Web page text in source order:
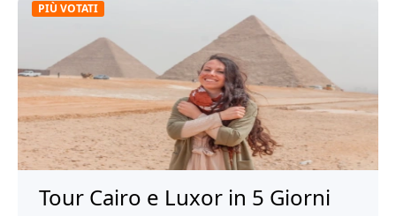
PIÙ VOTATI
Tour Cairo e Luxor in 5 Giorni